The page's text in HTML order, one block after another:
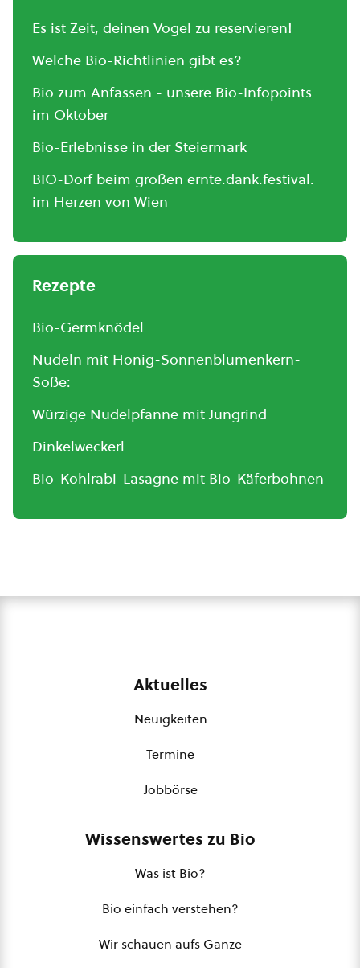
Es ist Zeit, deinen Vogel zu reservieren!
Welche Bio-Richtlinien gibt es?
Bio zum Anfassen - unsere Bio-Infopoints
im Oktober
Bio-Erlebnisse in der Steiermark
BIO-Dorf beim großen ernte.dank.festival.
im Herzen von Wien
Rezepte
Bio-Germknödel
Nudeln mit Honig-Sonnenblumenkern-
Soße:
Würzige Nudelpfanne mit Jungrind
Dinkelweckerl
Bio-Kohlrabi-Lasagne mit Bio-Käferbohnen
Aktuelles
Neuigkeiten
Termine
Jobbörse
Wissenswertes zu Bio
Was ist Bio?
Bio einfach verstehen?
Wir schauen aufs Ganze